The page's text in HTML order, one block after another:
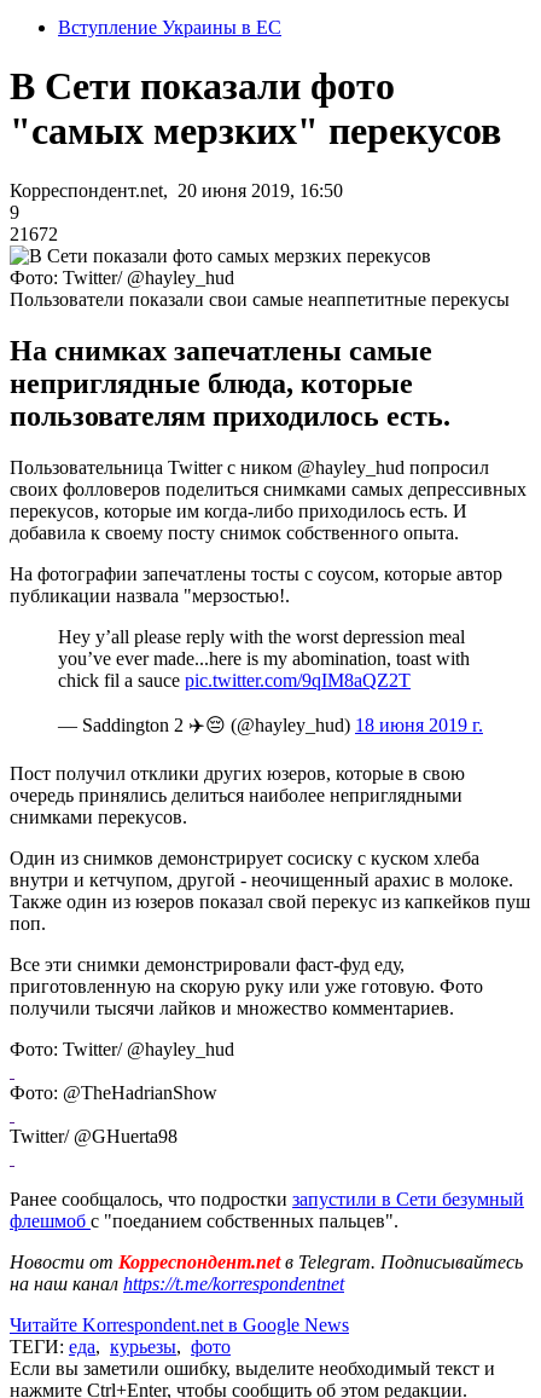
Вступление Украины в ЕС
В Сети показали фото
"самых мерзких" перекусов
Корреспондент.net, 20 июня 2019, 16:50
9
21672
Фото: Twitter/ @hayley_hud
Пользователи показали свои самые неаппетитные перекусы
На снимках запечатлены самые
неприглядные блюда, которые
пользователям приходилось есть.
Пользовательница Twitter с ником @hayley_hud попросил
своих фолловеров поделиться снимками самых депрессивных
перекусов, которые им когда-либо приходилось есть. И
добавила к своему посту снимок собственного опыта.
На фотографии запечатлены тосты с соусом, которые автор
публикации назвала "мерзостью!.
Hey y’all please reply with the worst depression meal
you’ve ever made...here is my abomination, toast with
chick fil a sauce pic.twitter.com/9qIM8aQZ2T
— Saddington 2 ✈️😔 (@hayley_hud) 18 июня 2019 г.
Пост получил отклики других юзеров, которые в свою
очередь принялись делиться наиболее неприглядными
снимками перекусов.
Один из снимков демонстрирует сосиску с куском хлеба
внутри и кетчупом, другой - неочищенный арахис в молоке.
Также один из юзеров показал свой перекус из капкейков пуш
поп.
Все эти снимки демонстрировали фаст-фуд еду,
приготовленную на скорую руку или уже готовую. Фото
получили тысячи лайков и множество комментариев.
Фото: Twitter/ @hayley_hud
Фото: @TheHadrianShow
Twitter/ @GHuerta98
Ранее сообщалось, что подростки запустили в Сети безумный
флешмоб с "поеданием собственных пальцев".
Новости от Корреспондент.netв Telegram. Подписывайтесь
на наш канал https://t.me/korrespondentnet
Читайте Korrespondent.net в Google News
ТЕГИ: еда, курьезы, фото
Если вы заметили ошибку, выделите необходимый текст и
нажмите Ctrl+Enter, чтобы сообщить об этом редакции.